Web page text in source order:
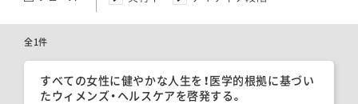
全1件
すべての女性に健やかな人生を！医学的根拠に基づい
たウィメンズ・ヘルスケアを啓発する。